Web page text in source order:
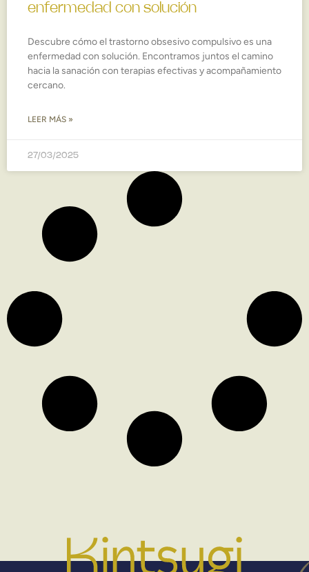
enfermedad con solución
Descubre cómo el trastorno obsesivo compulsivo es una
enfermedad con solución. Encontramos juntos el camino
hacia la sanación con terapias efectivas y acompañamiento
cercano.
LEER MÁS »
27/03/2025